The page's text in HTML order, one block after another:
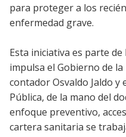
para proteger a los
enfermedad grave.
Esta iniciativa es parte
impulsa el Gobierno de
contador Osvaldo Jaldo
Pública, de la mano del
enfoque preventivo,
cartera sanitaria se